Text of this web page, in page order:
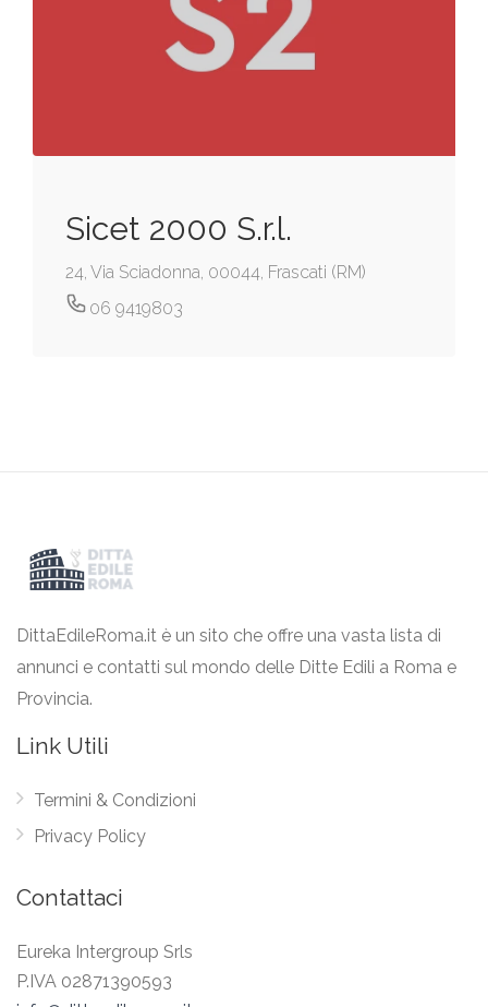
Sicet 2000 S.r.l.
24, Via Sciadonna, 00044, Frascati (RM)
06 9419803
DittaEdileRoma.it è un sito che offre una vasta lista di
annunci e contatti sul mondo delle Ditte Edili a Roma e
Provincia.
Link Utili
Termini & Condizioni
Privacy Policy
Contattaci
Eureka Intergroup Srls
P.IVA 02871390593